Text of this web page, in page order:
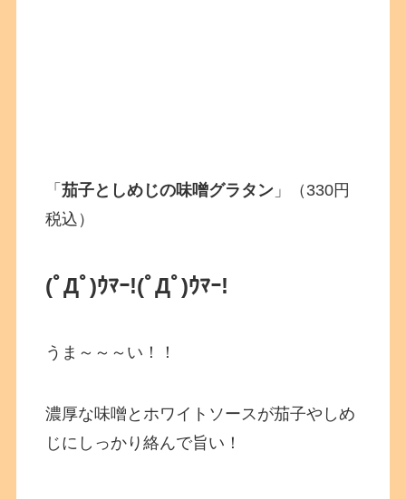
「茄子としめじの味噌グラタン 」（330円
税込）
(ﾟДﾟ)ｳﾏｰ!(ﾟДﾟ)ｳﾏｰ!
うま～～～い！！
濃厚な味噌とホワイトソースが茄子やしめ
じにしっかり絡んで旨い！